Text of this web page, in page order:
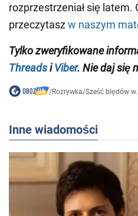
rozprzestrzeniał się latem.
przeczytaszw naszym
Tylko zweryfikowane
ThreadsiViber. Nie daj się
/Rozrywka/Sześć błędów
Inne wiadomości